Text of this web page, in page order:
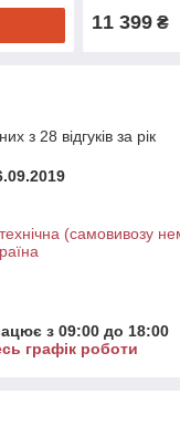
11 399₴
з 28 відгуків за рік
(самовивозу
з 09:00 до 18:00
графік роботи